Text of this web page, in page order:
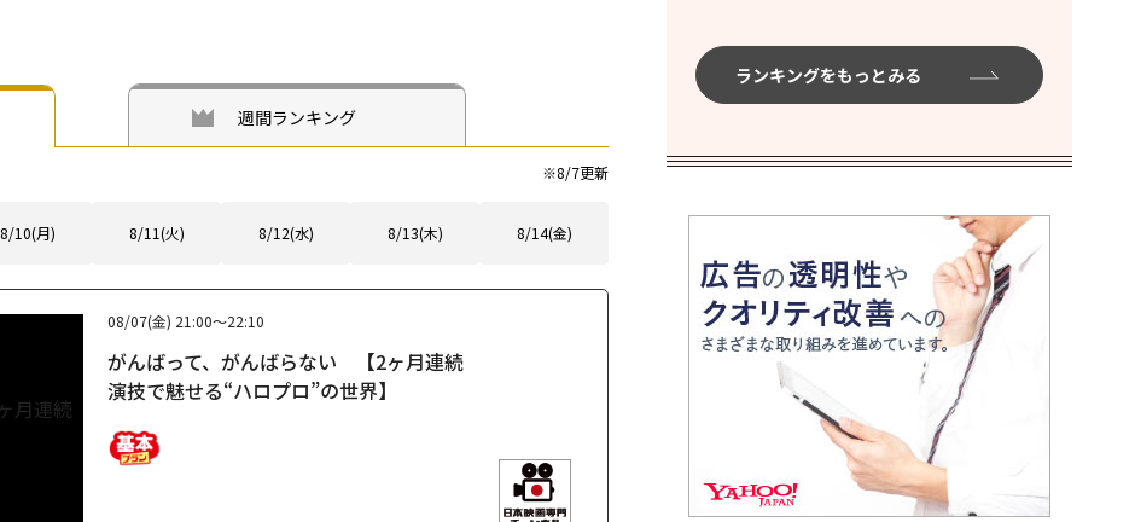
週間ランキング
※8/7更新
8/10(月) 8/11(火) 8/12(水) 8/13(木) 8/14(金)
08/07(金) 21:00～22:10
がんばって、がんばらない 【2ヶ月連続
演技で魅せる“ハロプロ”の世界】
ランキングをもっとみる